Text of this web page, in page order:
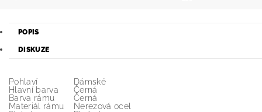
POPIS
DISKUZE
Pohlaví
Dámské
Hlavní barva
Černá
Barva rámu
Černá
Materiál rámu
Nerezová ocel